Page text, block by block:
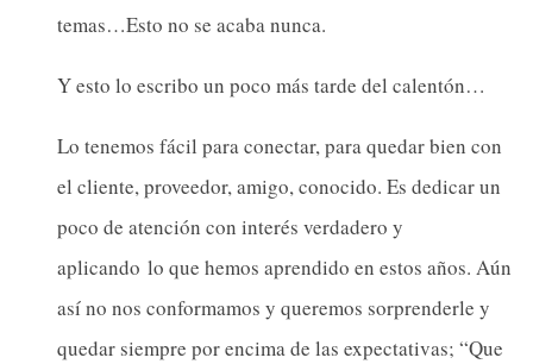
temas…Esto no se acaba nunca.
Y esto lo escribo un poco más tarde del calentón…
Lo tenemos fácil para conectar, para quedar bien con
el cliente, proveedor, amigo, conocido. Es dedicar un
poco de atención con interés verdadero y
aplicando lo que hemos aprendido en estos años. Aún
así no nos conformamos y queremos sorprenderle y
quedar siempre por encima de las expectativas; “Que